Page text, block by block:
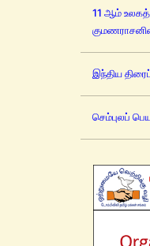
11 ஆம் உலகத்
இந்திய
செம்புலப்